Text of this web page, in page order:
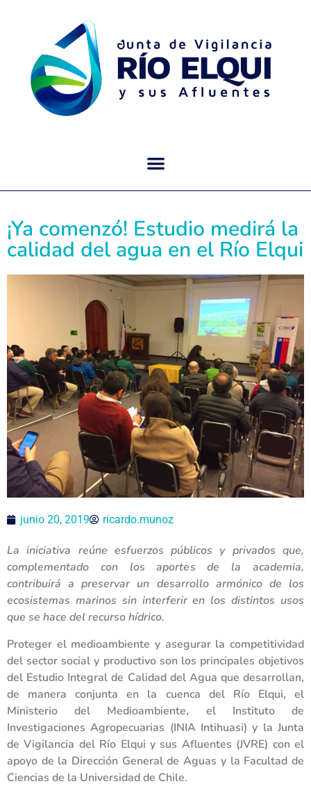
¡Ya comenzó! Estudio medirá la
calidad del agua en el Río Elqui
junio 20, 2019 ricardo.munoz
La iniciativa reúne esfuerzos públicos y privados que,
complementado con los aportes de la academia,
contribuirá a preservar un desarrollo armónico de los
ecosistemas marinos sin interferir en los distintos usos
que se hace del recurso hídrico.
Proteger el medioambiente y asegurar la competitividad
del sector social y productivo son los principales objetivos
del Estudio Integral de Calidad del Agua que desarrollan,
de manera conjunta en la cuenca del Río Elqui, el
Ministerio del Medioambiente, el Instituto de
Investigaciones Agropecuarias (INIA Intihuasi) y la Junta
de Vigilancia del Río Elqui y sus Afluentes (JVRE) con el
apoyo de la Dirección General de Aguas y la Facultad de
Ciencias de la Universidad de Chile.